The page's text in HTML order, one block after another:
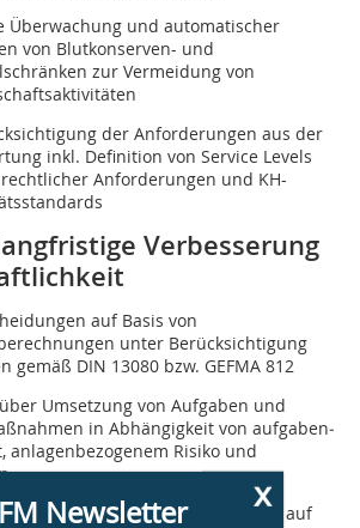
Überwachung und automatischer
von Blutkonserven- und
zur Vermeidung von
der Anforderungen aus der
inkl. Definition von Service Levels
Anforderungen und KH-
Verbesserung
auf Basis von
unter Berücksichtigung
gemäß DIN 13080 bzw. GEFMA 812
Umsetzung von Aufgaben und
in Abhängigkeit von aufgaben­
anlagenbezogenem Risiko und
für Betrieb und Instandhaltung auf
x
FM Newsletter